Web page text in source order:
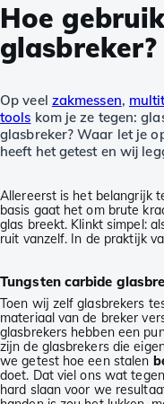
Hoe
glasbreker?
Op veel zakmessen,
tools kom je ze tegen:
glasbreker? Waar let je
heeft het getest en wij
Allereerst is het belangrijk
basis gaat het om brute
glas breekt. Klinkt simpel:
ruit vanzelf. In de praktijk
Tungsten carbide
Toen wij zelf glasbrekers
materiaal van de breker
glasbrekers hebben een
zijn de glasbrekers die
we getest hoe een stalen
doet. Dat viel ons wat
hard slaan voor we